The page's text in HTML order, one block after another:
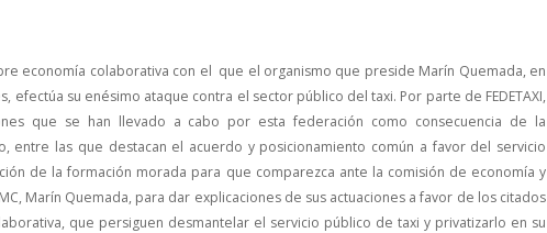
economía colaborativa con el que el organismo que preside Marín Quemada, en
su enésimo ataque contra el sector público del taxi. Por parte de FEDETAXI,
que se han llevado a cabo por esta federación como consecuencia de la
entre las que destacan el acuerdo y posicionamiento común a favor del servicio
de la formación morada para que comparezca ante la comisión de economía y
Marín Quemada, para dar explicaciones de sus actuaciones a favor de los citados
que persiguen desmantelar el servicio público de taxi y privatizarlo en su